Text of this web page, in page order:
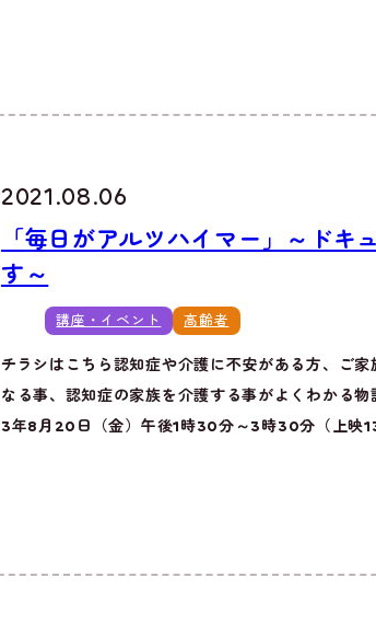
2021.08.06
「毎日がアルツハイマー」～ド
す～
講座・イベント 高齢者
チラシはこちら認知症や介護に不安がある方、ご
なる事、認知症の家族を介護する事がよくわかる
3年8月20日（金）午後1時30分～3時30分（上映